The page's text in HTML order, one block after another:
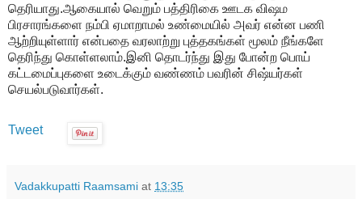
தெரியாது.ஆகையால் வெறும் பத்திரிகை ஊடக விஷம
பிரசாரங்களை நம்பி ஏமாறாமல் உண்மையில் அவர் என்ன பணி
ஆற்றியுள்ளார் என்பதை வரலாற்று புத்தகங்கள் மூலம் நீங்களே
தெரிந்து கொள்ளலாம்.இனி தொடர்ந்து இது போன்ற பொய்
கட்டமைப்புகளை உடைக்கும் வண்ணம் பவரின் சிஷ்யர்கள்
செயல்படுவார்கள்.
Tweet
Vadakkupatti Raamsami at 13:35